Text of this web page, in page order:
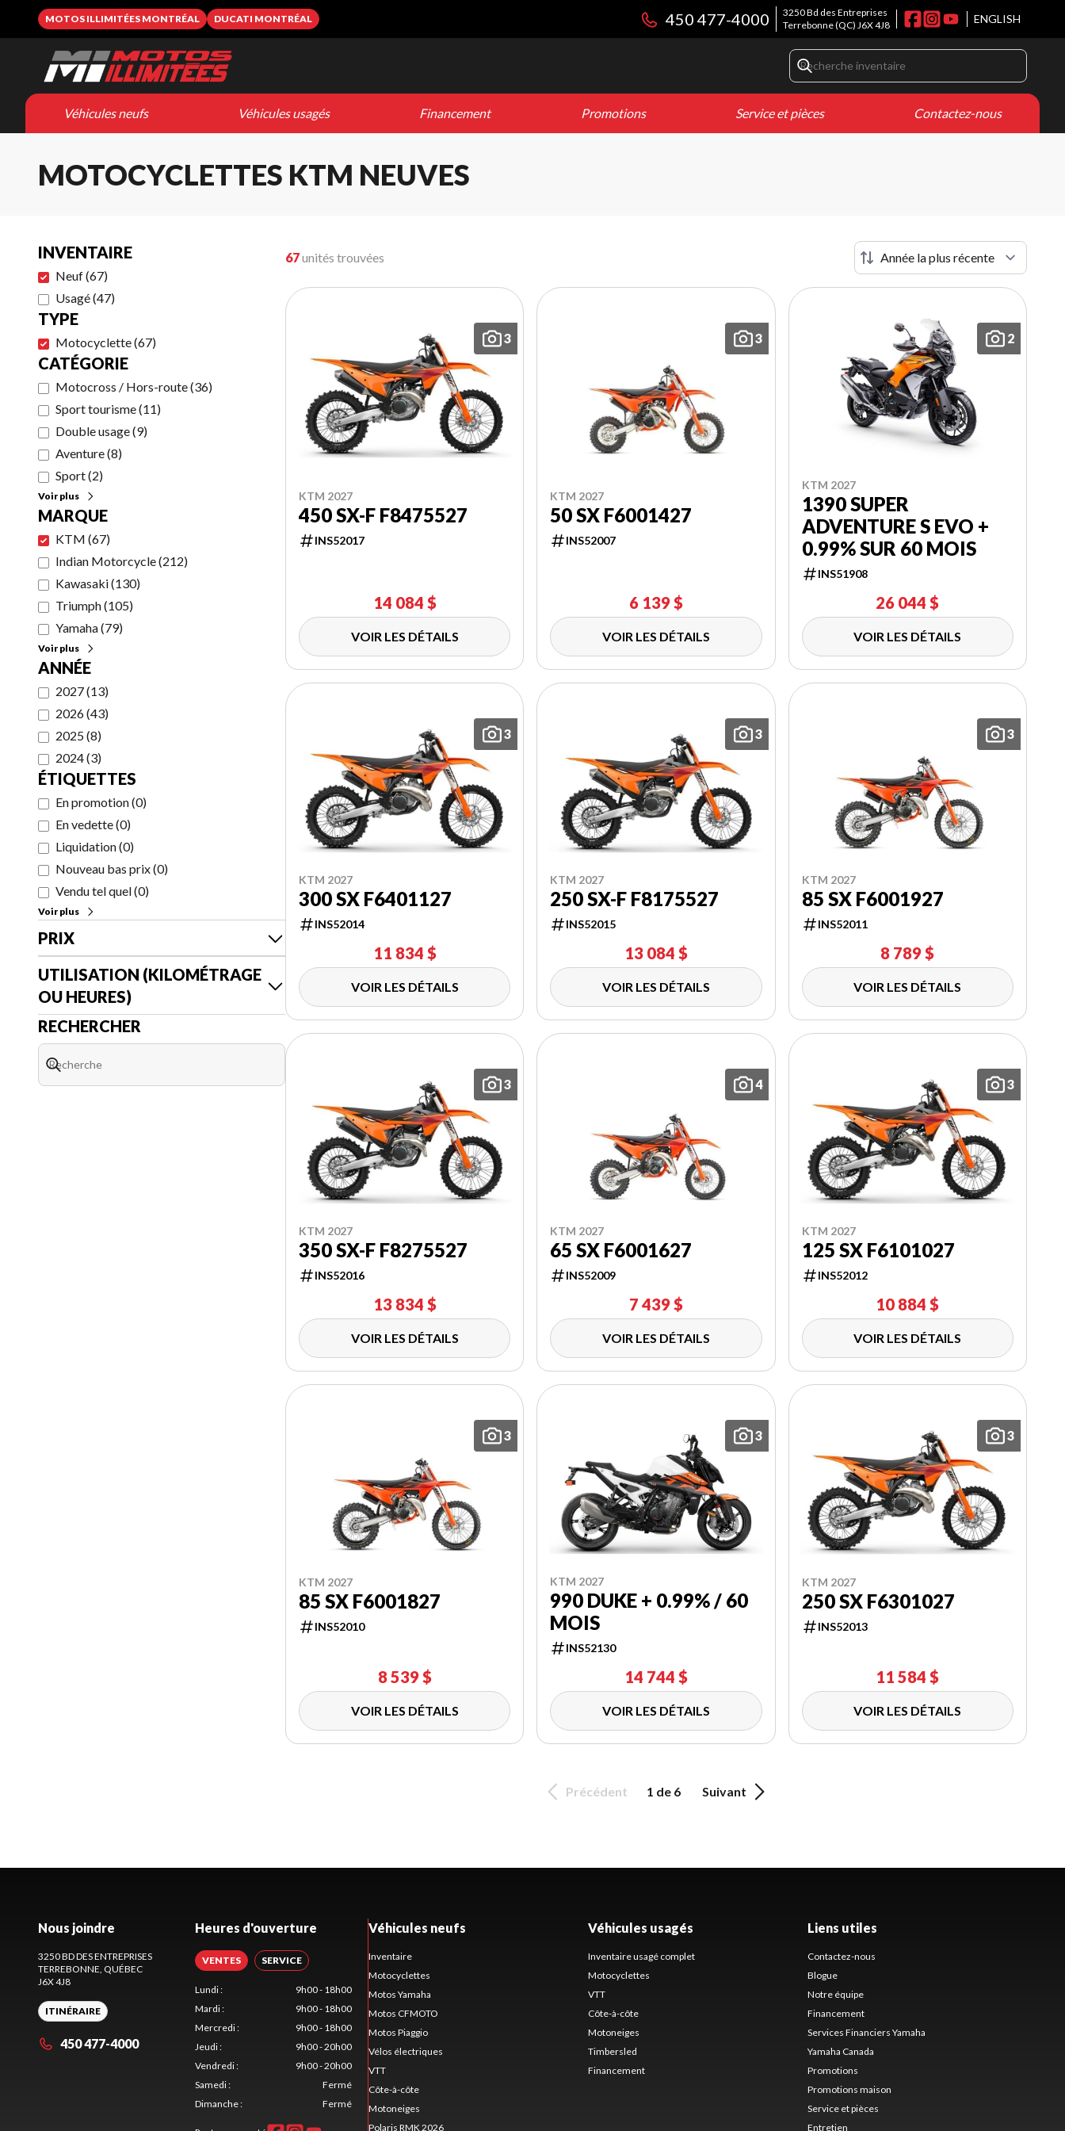
MOTOS ILLIMITÉES MONTRÉAL DUCATI MONTRÉAL
3250 Bd des Entreprises
Terrebonne(QC) J6X 4J8
450 477-4000 ENGLISH
Véhicules neufs Véhicules usagés Financement Promotions Service et pièces Contactez-nous
MOTOCYCLETTES KTM NEUVES
INVENTAIRE
Neuf(67)
Usagé(47)
TYPE
Motocyclette(67)
CATÉGORIE
Motocross / Hors-route(36)
Sport tourisme(11)
Double usage(9)
Aventure(8)
Sport(2)
Voir plus
MARQUE
KTM (67)
Indian Motorcycle(212)
Kawasaki(130)
Triumph(105)
Yamaha(79)
Voir plus
ANNÉE
2027(13)
2026(43)
2025(8)
2024(3)
ÉTIQUETTES
En promotion(0)
En vedette(0)
Liquidation(0)
Nouveau bas prix(0)
Vendu tel quel(0)
Voir plus
PRIX
UTILISATION (KILOMÉTRAGE
OU HEURES)
RECHERCHER
67unités trouvées
3
KTM 2027
450 SX-F F8475527
INS52017
14 084 $
VOIR LES DÉTAILS
3
KTM 2027
50 SX F6001427
INS52007
6 139 $
VOIR LES DÉTAILS
2
KTM 2027
1390 SUPER
ADVENTURE S EVO +
0.99% SUR 60 MOIS
INS51908
26 044 $
VOIR LES DÉTAILS
3
KTM 2027
300 SX F6401127
INS52014
11 834 $
VOIR LES DÉTAILS
3
KTM 2027
250 SX-F F8175527
INS52015
13 084 $
VOIR LES DÉTAILS
3
KTM 2027
85 SX F6001927
INS52011
8 789 $
VOIR LES DÉTAILS
3
KTM 2027
350 SX-F F8275527
INS52016
13 834 $
VOIR LES DÉTAILS
4
KTM 2027
65 SX F6001627
INS52009
7 439 $
VOIR LES DÉTAILS
3
KTM 2027
125 SX F6101027
INS52012
10 884 $
VOIR LES DÉTAILS
3
KTM 2027
85 SX F6001827
INS52010
8 539 $
VOIR LES DÉTAILS
3
KTM 2027
990 DUKE + 0.99% / 60
MOIS
INS52130
14 744 $
VOIR LES DÉTAILS
3
KTM 2027
250 SX F6301027
INS52013
11 584 $
VOIR LES DÉTAILS
Précédent 1 de 6 Suivant
Nous joindre
3250 BD DES ENTREPRISES
TERREBONNE, QUÉBEC
J6X 4J8
ITINÉRAIRE
450 477-4000
Heures d'ouverture
VENTES SERVICE
Lundi:
9h00 - 18h00
Mardi:
9h00 - 18h00
Mercredi:
9h00 - 18h00
Jeudi:
9h00 - 20h00
Vendredi:
9h00 - 20h00
Samedi:
Fermé
Dimanche: Fermé
Véhicules neufs
Inventaire
Motocyclettes
Motos Yamaha
Motos CFMOTO
Motos Piaggio
Vélos électriques
VTT
Côte-à-côte
Motoneiges
Polaris RMK 2026
Véhicules usagés
Inventaire usagé complet
Motocyclettes
VTT
Côte-à-côte
Motoneiges
Timbersled
Financement
Liens utiles
Contactez-nous
Blogue
Notre équipe
Financement
Services Financiers Yamaha
Yamaha Canada
Promotions
Promotions maison
Service et pièces
Entretien